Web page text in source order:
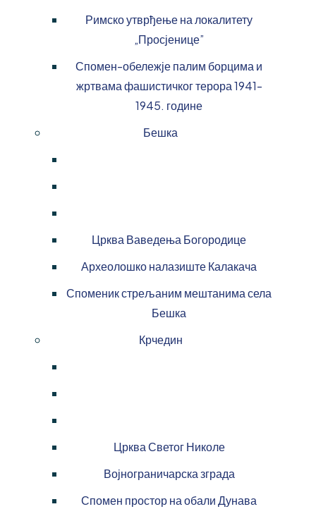
Римско утврђење на локалитету
„Просјенице”
Спомен-обележје палим борцима и
жртвама фашистичког терора 1941-
1945. године
Бешка
Црква Ваведења Богородице
Археолошко налазиште Калакача
Споменик стрељаним мештанима села
Бешка
Крчедин
Црква Светог Николе
Војнограничарска зграда
Спомен простор на обали Дунава